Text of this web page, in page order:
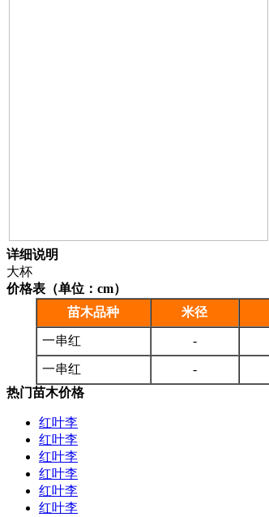
详细说明
大杯
价格表（单位：cm）
苗木品种
米径
一串红 -
一串红 -
热门苗木价格
红叶李
红叶李
红叶李
红叶李
红叶李
红叶李